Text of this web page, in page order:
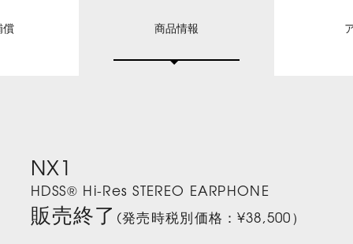
償 商品情報
NX1
HDSS® Hi-Res STEREO EARPHONE
販売終了 (発売時税別価格：¥38,500）